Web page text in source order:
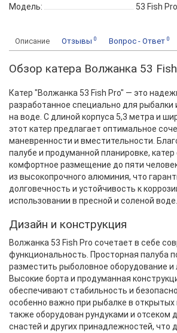
Модель:
53 Fish Pro
Описание Отзывы 0 Вопрос - Ответ 0
Обзор катера Волжанка 53
Катер "Волжанка 53 Fish Pro" — это
разработанное специально для рыбалки
на воде. С длиной корпуса 5,3 метра и
этот катер предлагает оптимальное
маневренности и вместительности.
палубе и продуманной планировке,
комфортное размещение до пяти
из высокопрочного алюминия, что
долговечность и устойчивость к
использовании в пресной и соленой воде.
Дизайн и конструкция
Волжанка 53 Fish Pro сочетает в себе
функциональность. Просторная палуба
разместить рыболовное оборудование и
Высокие борта и продуманная
обеспечивают стабильность и
особенно важно при рыбалке в открытых
также оборудован рундуками и отсеком
снастей и других принадлежностей, что